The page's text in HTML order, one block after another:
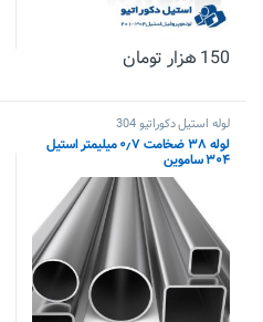
150 هزار تومان
لوله استیل دکوراتیو 304
لوله ۳۸ ضخامت ۰٫۷ میلیمتر استیل
۳۰۴ ساموین